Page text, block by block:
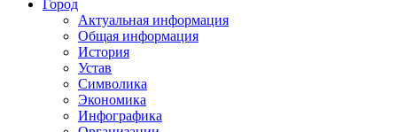
Город
Актуальная информация
Общая информация
История
Устав
Символика
Экономика
Инфографика